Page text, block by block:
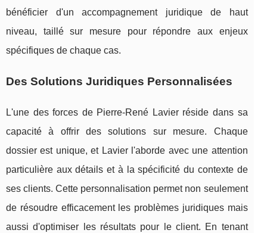
bénéficier d'un accompagnement juridique de haut
niveau, taillé sur mesure pour répondre aux enjeux
spécifiques de chaque cas.
Des Solutions Juridiques Personnalisées
L'une des forces de Pierre-René Lavier réside dans sa
capacité à offrir des solutions sur mesure. Chaque
dossier est unique, et Lavier l'aborde avec une attention
particulière aux détails et à la spécificité du contexte de
ses clients. Cette personnalisation permet non seulement
de résoudre efficacement les problèmes juridiques mais
aussi d'optimiser les résultats pour le client. En tenant